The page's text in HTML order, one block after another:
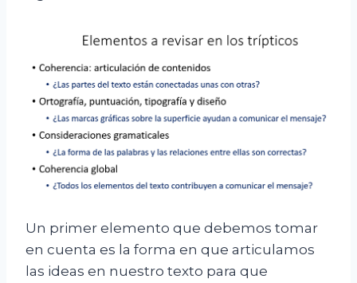
Un primer elemento que debemos tomar
en cuenta es la forma en que articulamos
las ideas en nuestro texto para que